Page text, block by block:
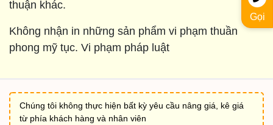
Gọi
thuận khác.
Không nhận in những sản phẩm vi phạm thuần
phong mỹ tục. Vi phạm pháp luật
Chúng tôi không thực hiện bất kỳ yêu cầu nâng giá, kê giá
từ phía khách hàng và nhân viên